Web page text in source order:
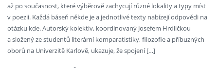
až po současnost, které výběrově zachycují různé lokality a typy míst
v poezii. Každá báseň někde je a jednotlivé texty nabízejí odpovědi na
otázku kde. Autorský kolektiv, koordinovaný Josefem Hrdličkou
a složený ze studentů literární komparatistiky, filozofie a příbuzných
oborů na Univerzitě Karlově, ukazuje, že spojení […]